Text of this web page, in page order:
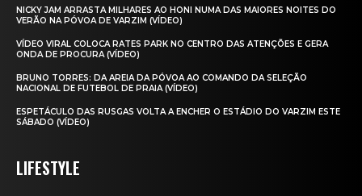
NICKY JAM ARRASTA MILHARES AO HONI NUMA DAS MAIORES NOITES DO
VERÃO NA PÓVOA DE VARZIM (VÍDEO)
VÍDEO VIRAL COLOCA RATES PARK NO CENTRO DAS ATENÇÕES E GERA
ONDA DE PROCURA (VÍDEO)
BRUNO TORRES: DA AREIA DA PÓVOA AO COMANDO DA SELEÇÃO
NACIONAL DE FUTEBOL DE PRAIA (VÍDEO)
ESPETÁCULO DAS RUSGAS VOLTA A ENCHER O ESTÁDIO DO VARZIM ESTE
SÁBADO (VÍDEO)
LIFESTYLE